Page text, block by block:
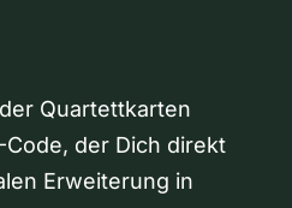
Quartettkarten
der Dich direkt
Erweiterung in